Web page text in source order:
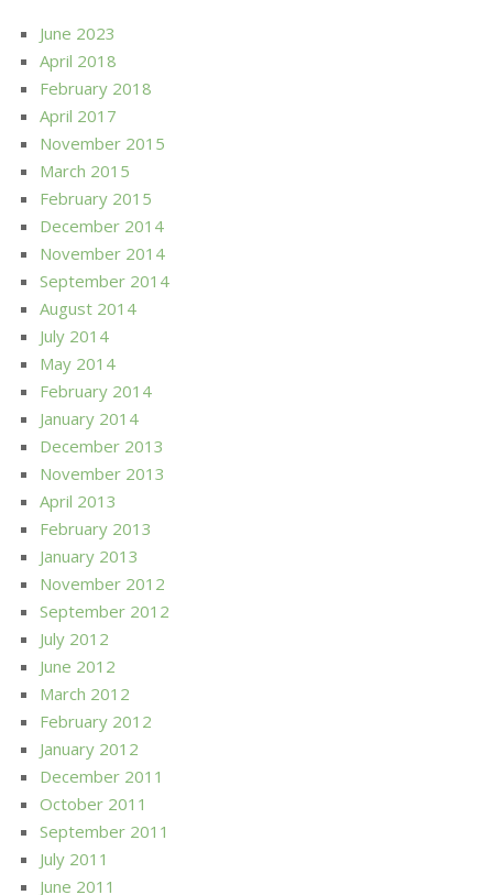
June 2023
April 2018
February 2018
April 2017
November 2015
March 2015
February 2015
December 2014
November 2014
September 2014
August 2014
July 2014
May 2014
February 2014
January 2014
December 2013
November 2013
April 2013
February 2013
January 2013
November 2012
September 2012
July 2012
June 2012
March 2012
February 2012
January 2012
December 2011
October 2011
September 2011
July 2011
June 2011